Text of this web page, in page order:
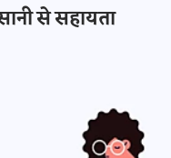
से सहायता